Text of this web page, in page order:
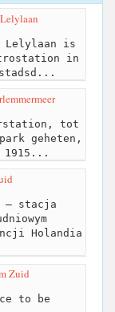
Lelylaan is
in
stadsd...
tot
geheten,
1915...
– stacja
Holandia
Zuid
to be